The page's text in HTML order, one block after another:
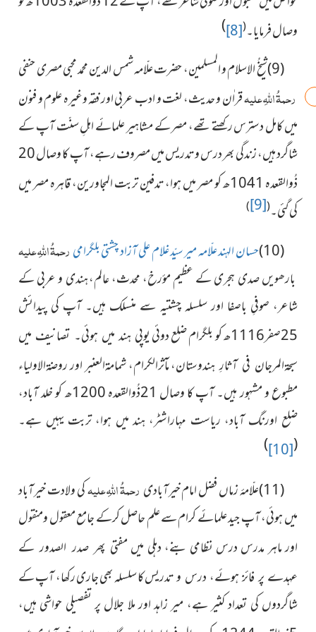
وصال فرمایا۔(
[8]
)
(9)شیخُ الاسلام و المسلمین،
حضرت علّامہ شمس الدین محمد محبی مصری حنفی
رحمۃُ اللہِ علیہقراٰن و حدیث، لغت و ادب عربی اور فقہ وغیرہ علوم و فنون
میں کامل دسترس رکھتے تھے، مصر کے مشاہیر علمائے اہلِ سنّت آپ کے
شاگرد ہیں، زندگی بھر درس و تدریس میں مصروف رہے، آپ کا وصال 20
ذُوالقعدہ1041ھ کو مصر میں ہوا، تدفین تربت المجاورین، قاہرہ مصر میں
کی گئی۔(
[9]
)
(10) حسان الہند علّامہ میر سیّد غلام علی آزاد چشتی بلگرامیرحمۃُ اللہِ علیہ
بارھویں صدی ہجری کے عظیم مؤرخ، محدث، عالم،ہندی و عربی کے
شاعر، صوفیِ باصفا اور سلسلہ چشتیہ سے منسلک ہیں۔ آپ کی پیدائش
25صفر1116ھ کو بلگرام ضلع دوئی
یوپی ہند میں ہوئی۔ تصانیف میں
سبحۃالمرجان فی آثارِ ہندوستان،مآثرالکرام، شمامۃالعنبر اور روضۃالاولیاء
مطبوع و مشہور ہیں۔ آپ کا وصال 21
ذُوالقعدہ
1200ھ کو خلد آباد،
ضلع اورنگ آباد، ریاست مہاراشٹر، ہند میں ہوا، تربت یہیں ہے۔
(
[10]
)
(11)علّامۂ زماں فضل امام خیرآبادی
رحمۃُ اللہِ علیہکی ولادتخیرآباد
میں ہوئی، آپ جید علمائے کرام سے علم حاصل کرکے جامع معقول ومنقول
اور ماہر مدرس درس نظامی بنے، دہلی میں مفتی پھر صدر الصدور کے
عہدے پر فائز ہوئے، درس و تدریسکا سلسلہ بھی جاری رکھا، آپ کے
شاگردوں کی تعداد کثیر ہے، میر زاہد اور ملا جلال پر تفصیلی حواشی ہیں،